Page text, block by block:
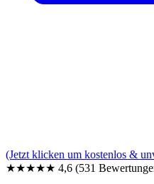
(Jetzt klicken um kostenlos &
★★★★★ 4,6 (531